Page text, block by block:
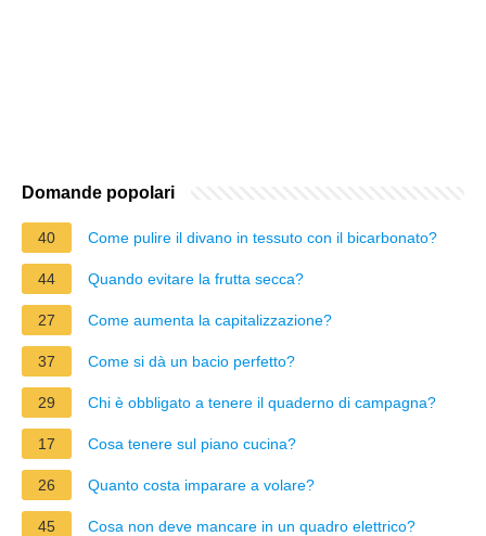
Domande popolari
40 Come pulire il divano in tessuto con il bicarbonato?
44 Quando evitare la frutta secca?
27 Come aumenta la capitalizzazione?
37 Come si dà un bacio perfetto?
29 Chi è obbligato a tenere il quaderno di campagna?
17 Cosa tenere sul piano cucina?
26 Quanto costa imparare a volare?
45 Cosa non deve mancare in un quadro elettrico?